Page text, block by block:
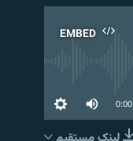
EMBED
0:00